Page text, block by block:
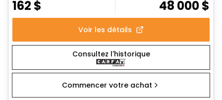
162 $ 48 000$
Voir les détails
Consultez l'historique
Commencer votre achat